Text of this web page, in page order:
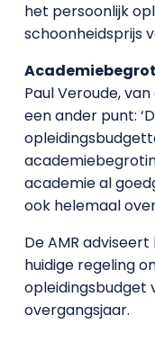
het persoonlijk
schoonheidsprijs
Paul Veroude,
een ander punt:
academie al
ook helemaal
De AMR
huidige regeling
opleidingsbudget
overgangsjaar.